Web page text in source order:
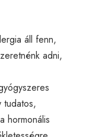
áll fenn,
adni,
hormonális